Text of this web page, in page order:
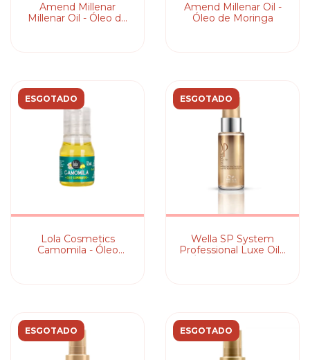
Amend Millenar
Millenar Oil - Óleo de
Amend Millenar Oil -
Óleo de Moringa
ESGOTADO
Lola Cosmetics
Camomila - Óleo
ESGOTADO
Wella SP System
Professional Luxe Oil -
ESGOTADO ESGOTADO